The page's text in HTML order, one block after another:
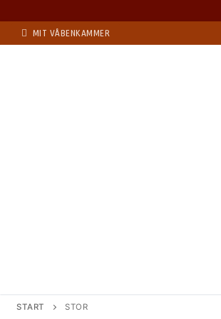
Spring
til
MIT VÅBENKAMMER
START STOR